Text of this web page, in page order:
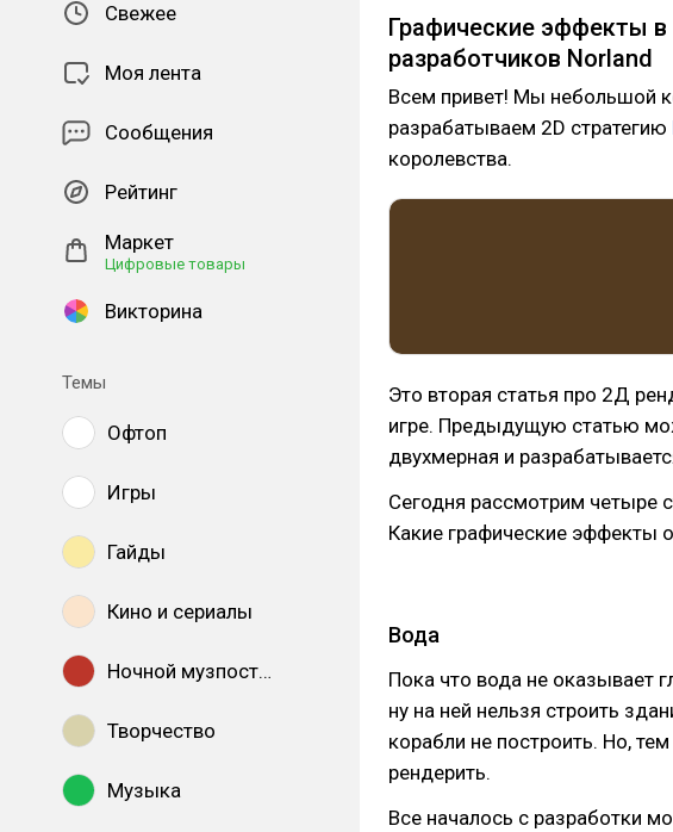
Свежее
Моя лента
Сообщения
Рейтинг
Маркет
Цифровые товары
Викторина
Темы
Офтоп
Игры
Гайды
Кино и сериалы
Ночной музпостинг
Творчество
Музыка
Графические эффекты
разработчиков Norland
Всем привет! Мы небольшой
разрабатываем 2D стратегию
королевства.
Это вторая статья про 2Д
игре. Предыдущую статью
двухмерная и
Сегодня рассмотрим четыре
Какие графические эффекты
Вода
Пока что вода не оказывает
ну на ней нельзя строить
корабли не построить. Но,
рендерить.
Все началось с разработки